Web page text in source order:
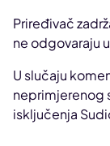
Priređivač
ne odgovaraju
U slučaju
neprimjerenog
isključenja